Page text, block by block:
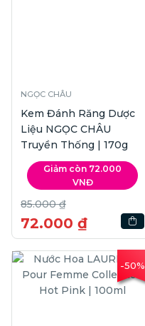
NGỌC CHÂU
Kem Đánh Răng Dược
Liệu NGỌC CHÂU
Truyền Thống | 170g
Giảm còn 72.000
VNĐ
85.000 ₫
72.000 ₫
-50%